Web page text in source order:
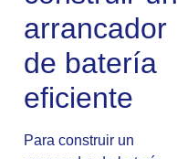
arrancador
de batería
eficiente
Para construir un